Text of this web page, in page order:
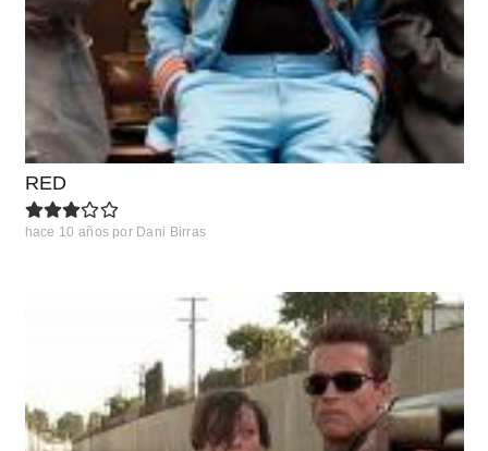
RED
hace 10 años por Dani Birras